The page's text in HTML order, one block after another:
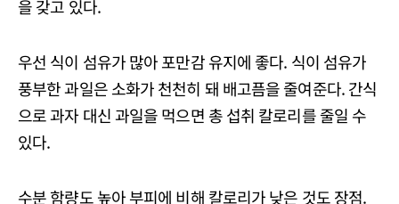
을 갖고 있다.
우선 식이 섬유가 많아 포만감 유지에 좋다. 식이 섬유가
풍부한 과일은 소화가 천천히 돼 배고픔을 줄여준다. 간식
으로 과자 대신 과일을 먹으면 총 섭취 칼로리를 줄일 수
있다.
수분 함량도 높아 부피에 비해 칼로리가 낮은 것도 장점.